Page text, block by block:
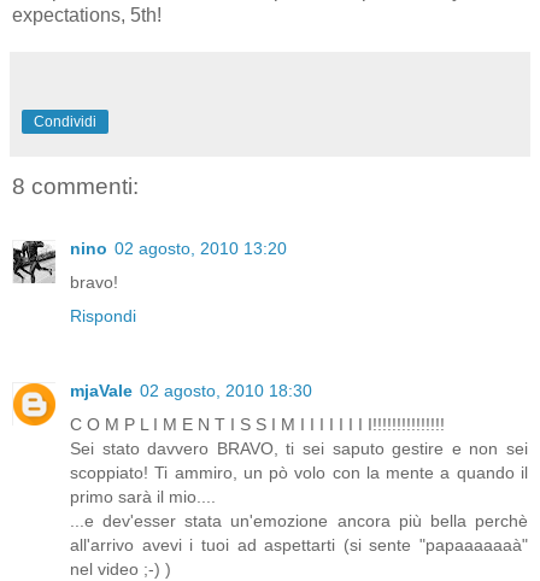
expectations, 5th!
Condividi
8 commenti:
nino 02 agosto, 2010 13:20
bravo!
Rispondi
mjaVale 02 agosto, 2010 18:30
C O M P L I M E N T I S S I M I I I I I I I I!!!!!!!!!!!!!!!
Sei stato davvero BRAVO, ti sei saputo gestire e non sei
scoppiato! Ti ammiro, un pò volo con la mente a quando il
primo sarà il mio....
...e dev'esser stata un'emozione ancora più bella perchè
all'arrivo avevi i tuoi ad aspettarti (si sente "papaaaaaaà"
nel video ;-) )